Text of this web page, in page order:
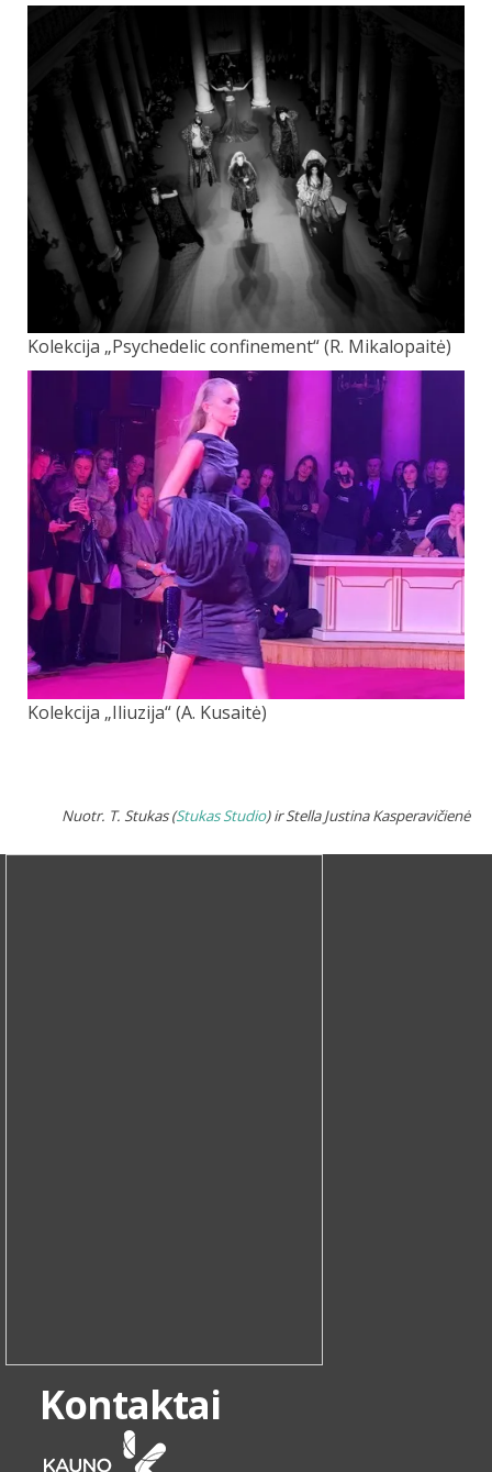
Kolekcija „Psychedelic confinement“ (R. Mikalopaitė)
Kolekcija „Iliuzija“ (A. Kusaitė)
Nuotr. T. Stukas (Stukas Studio) ir Stella Justina Kasperavičienė
Kontaktai